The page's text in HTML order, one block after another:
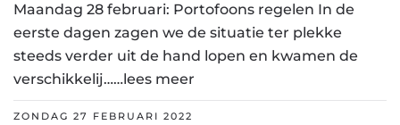
Maandag 28 februari: Portofoons regelen In de
eerste dagen zagen we de situatie ter plekke
steeds verder uit de hand lopen en kwamen de
verschikkelij……lees meer
ZONDAG 27 FEBRUARI 2022